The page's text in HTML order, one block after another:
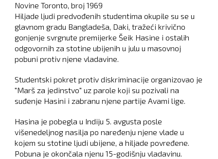
Novine Toronto, broj 1969
Hiljade ljudi predvođenih studentima okupile su se u
glavnom gradu Bangladeša, Daki, tražeći krivično
gonjenje svrgnute premijerke Šeik Hasine i ostalih
odgovornih za stotine ubijenih u julu u masovnoj
pobuni protiv njene vladavine.
Studentski pokret protiv diskriminacije organizovao je
"Marš za jedinstvo" uz parole koji su pozivali na
suđenje Hasini i zabranu njene partije Avami lige.
Hasina je pobegla u Indiju 5. avgusta posle
višenedeljnog nasilja po naređenju njene vlade u
kojem su stotine ljudi ubijene, a hiljade povređene.
Pobuna je okončala njenu 15-godišnju vladavinu.